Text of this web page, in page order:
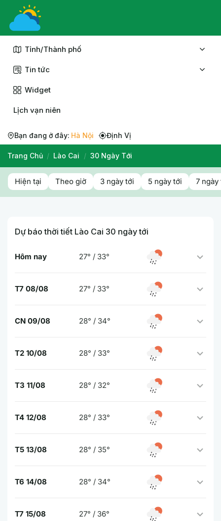
Chuyển
nội
Tỉnh/Thành phố
Tin tức
Widget
Lịch vạn niên
Bạn đang ở đây: Hà Nội Định Vị
Trang Chủ / Lào Cai / 30 Ngày Tới
Hiện tại Theo giờ 3 ngày tới 5 ngày tới 7 ngày
Dự báo thời tiết Lào Cai 30 ngày tới
Hôm nay 27° / 33°
T7 08/08 27° / 33°
CN 09/08 28° / 34°
T2 10/08 28° / 33°
T3 11/08 28° / 32°
T4 12/08 28° / 33°
T5 13/08 28° / 35°
T6 14/08 28° / 34°
T7 15/08 27° / 36°